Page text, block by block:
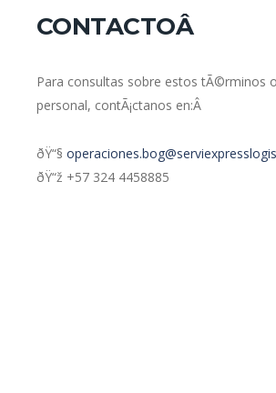
CONTACTOÂ
Para consultas sobre estos tÃ©rminos
personal, contÃ¡ctanos en:Â
ðŸ“§
ðŸ“ž +57 324 4458885